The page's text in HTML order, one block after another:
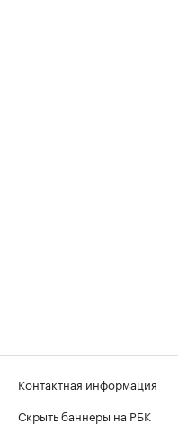
Контактная информация
Скрыть баннеры на РБК